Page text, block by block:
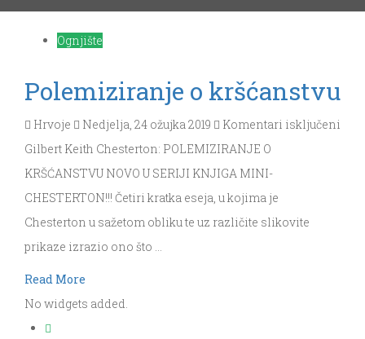
Ognjište
Polemiziranje o kršćanstvu
Hrvoje Nedjelja, 24 ožujka 2019 Komentari isključeni
Gilbert Keith Chesterton: POLEMIZIRANJE O
KRŠĆANSTVU NOVO U SERIJI KNJIGA MINI-
CHESTERTON!!! Četiri kratka eseja, u kojima je
Chesterton u sažetom obliku te uz različite slikovite
prikaze izrazio ono što …
Read More
No widgets added.